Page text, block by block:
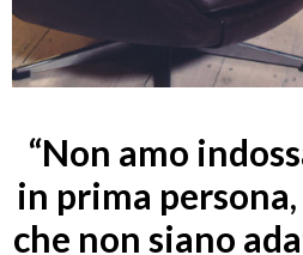
“Non amo
in prima
che non siano